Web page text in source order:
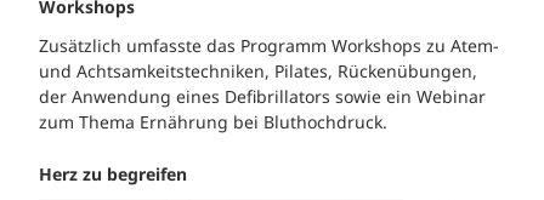
Workshops
Zusätzlich umfasste das Programm Workshops zu Atem-
und Achtsamkeitstechniken, Pilates, Rückenübungen,
der Anwendung eines Defibrillators sowie ein Webinar
zum Thema Ernährung bei Bluthochdruck.
Herz zu begreifen